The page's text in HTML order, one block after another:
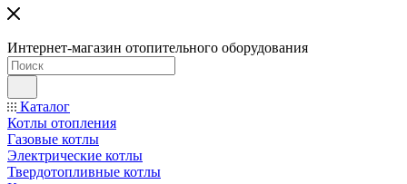
Интернет-магазин отопительного оборудования
Каталог
Котлы отопления
Газовые котлы
Электрические котлы
Твердотопливные котлы